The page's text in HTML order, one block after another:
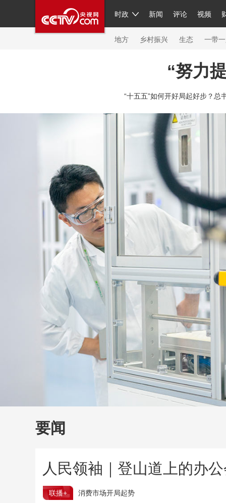
时政 新闻 评论 视频
人民领袖习近平 联播+ 中国
直播 片库 栏目大全 节目单
繁体 海外频道 iPanda
地方 乡村振兴 生态 一带
共产党员网 秧纪录 纪
新闻 国内 国际 评论 经济 军事 科技
联播+ 热解读 天天学习
直播中国
现场 前线 蓝海中国 新兵请入
体育 直播 2026年世界杯 2026年冬奥
VIP会员 CCTV奥林匹克频道 生活体育大会
财经 教育 乡村振兴 一带一路
大国智造
CCTV.节目官网 节目单 栏目 片库
“努力
“十五五”如何开好局起好步？总
要闻
人民领袖｜登山道上的办
联播+ 消费市场开局起势